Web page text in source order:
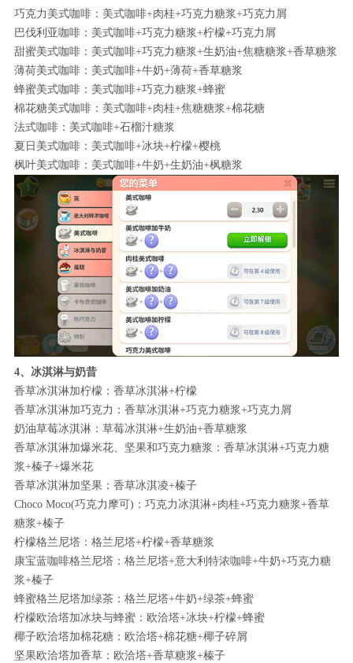
巧克力美式咖啡：美式咖啡+肉桂+巧克力糖浆+巧克力屑
巴伐利亚咖啡：美式咖啡+巧克力糖浆+柠檬+巧克力屑
甜蜜美式咖啡：美式咖啡+巧克力糖浆+生奶油+焦糖糖浆+香草糖浆
薄荷美式咖啡：美式咖啡+牛奶+薄荷+香草糖浆
蜂蜜美式咖啡：美式咖啡+巧克力糖浆+蜂蜜
棉花糖美式咖啡：美式咖啡+肉桂+焦糖糖浆+棉花糖
法式咖啡：美式咖啡+石榴汁糖浆
夏日美式咖啡：美式咖啡+冰块+柠檬+樱桃
枫叶美式咖啡：美式咖啡+牛奶+生奶油+枫糖浆
4、冰淇淋与奶昔
香草冰淇淋加柠檬：香草冰淇淋+柠檬
香草冰淇淋加巧克力：香草冰淇淋+巧克力糖浆+巧克力屑
奶油草莓冰淇淋：草莓冰淇淋+生奶油+香草糖浆
香草冰淇淋加爆米花、坚果和巧克力糖浆：香草冰淇淋+巧克力糖
浆+榛子+爆米花
香草冰淇淋加坚果：香草冰淇凌+榛子
Choco Moco(巧克力摩可)：巧克力冰淇淋+肉桂+巧克力糖浆+香草
糖浆+榛子
柠檬格兰尼塔：格兰尼塔+柠檬+香草糖浆
康宝蓝咖啡格兰尼塔：格兰尼塔+意大利特浓咖啡+牛奶+巧克力糖
浆+榛子
蜂蜜格兰尼塔加绿茶：格兰尼塔+牛奶+绿茶+蜂蜜
柠檬欧洽塔加冰块与蜂蜜：欧洽塔+冰块+柠檬+蜂蜜
椰子欧洽塔加棉花糖：欧洽塔+棉花糖+椰子碎屑
坚果欧洽塔加香草：欧洽塔+香草糖浆+榛子